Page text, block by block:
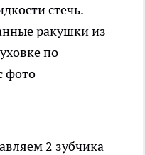
стечь.
2 зубчика